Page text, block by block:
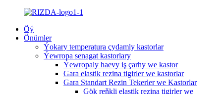
Öý
Önümler
Ýokary temperatura çydamly kastorlar
Ýewropa senagat kastorlary
Ýewropaly haevy iş çarhy we kastor
Gara elastik rezina tigirler we kastorlar
Gara Standart Rezin Tekerler we Kastorlar
Gök reňkli elastik rezina tigirler we